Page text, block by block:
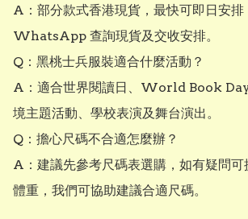
A：部分款式香港現貨，最快可即日安排
WhatsApp 查詢現貨及交收安排。
Q：黑桃士兵服裝適合什麼活動？
A：適合世界閱讀日、World Book
境主題活動、學校表演及舞台演出。
Q：擔心尺碼不合適怎麼辦？
A：建議先參考尺碼表選購，如有疑問可
體重，我們可協助建議合適尺碼。